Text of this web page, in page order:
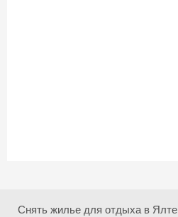
Снять жилье для отдыха в Ялте